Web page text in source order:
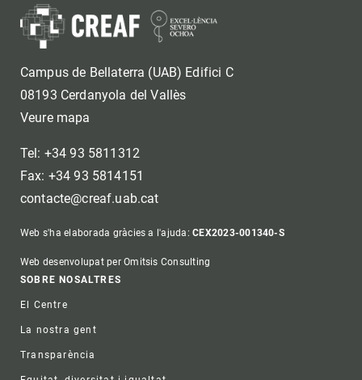
Campus de Bellaterra (UAB) Edifici C
08193 Cerdanyola del Vallès
Veure mapa
Tel: +34 93 5811312
Fax: +34 93 5814151
contacte@creaf.uab.cat
Web s'ha elaborada gràcies a l'ajuda:CEX2023-001340-S
Web desenvolupat per Omitsis Consulting
Footer
SOBRE NOSALTRES
El Centre
La nostra gent
Transparència